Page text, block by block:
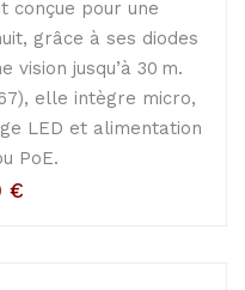
conçue pour une
grâce à ses diodes
jusqu’à 30 m.
elle intègre micro,
LED et alimentation
PoE.
€